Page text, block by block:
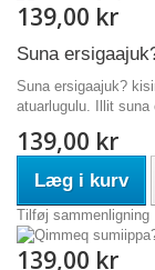
139,00 kr
Suna
Suna ersigaajuk?
atuarlugulu. Illit suna
139,00 kr
Læg i kurv
Tilføj sammenligning
139,00 kr